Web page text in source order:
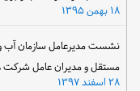
۱۸ بهمن ۱۳۹۵
نشست مدیرعامل سازمان آب و
مستقل و مدیران عامل شرکت
۲۸ اسفند ۱۳۹۷